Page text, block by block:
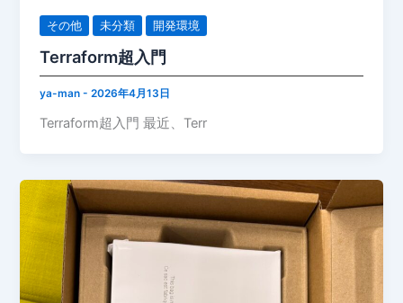
その他 未分類 開発環境
Terraform超入門
ya-man-2026年4月13日
Terraform超入門 最近、Terr